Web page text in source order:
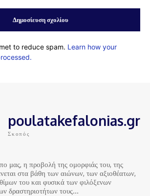
to reduce spam. Learn how your
poulatakefalonias.gr
Σκοπός
μας, η προβολή της ομορφιάς του, της
στα βάθη των αιώνων, των αξιοθέατων,
του και φυσικά των φιλόξενων
δραστηριοτήτων τους…